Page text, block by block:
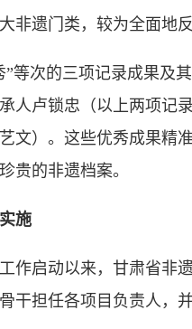
非遗门类，较为全面地
次的三项记录成果及其
人卢锁忠（以上两项记
文）。这些优秀成果精
贵的非遗档案。
施
启动以来，甘肃省非遗
干担任各项目负责人，